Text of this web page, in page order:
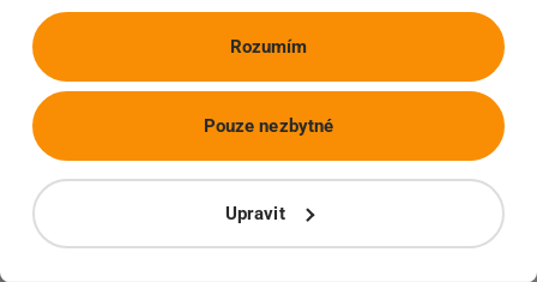
Rozumím
Upravit
Pouze nezbytné